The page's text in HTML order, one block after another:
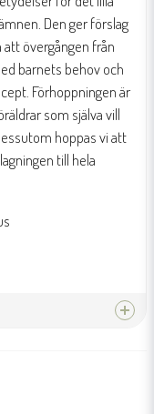
Den ger förslag
övergången från
barnets behov och
Förhoppningen är
som själva vill
hoppas vi att
till hela